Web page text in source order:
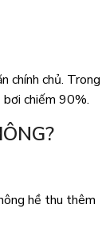
chính chủ. Trong
chiếm 90%.
hề thu thêm